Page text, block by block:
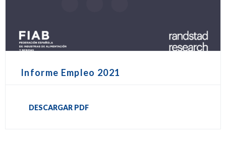
Informe Empleo 2021
DESCARGAR PDF